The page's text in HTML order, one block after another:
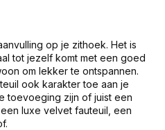
op je zithoek. Het is
tot jezelf komt met een goed
om lekker te ontspannen.
ook karakter toe aan je
toevoeging zijn of juist een
luxe velvet fauteuil, een